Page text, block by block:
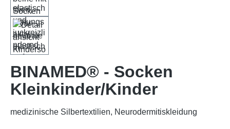
BINAMED® - Socken
Kleinkinder/Kinder
medizinische Silbertextilien, Neurodermitiskleidung